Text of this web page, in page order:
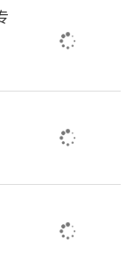
迎来圆满收
中水质优良
全部为优
三年呈下降
水入黄
现既定目
公里、铺
生活污水处
水处理厂提